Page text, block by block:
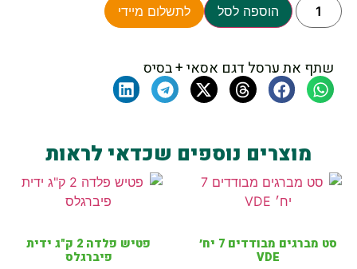
הוספה לסל לתשלום מיידי
שתף את ערסל דגם אסאי + בסיס
מוצרים נוספים שכדאי לראות
סט מברגים מבודדים 7 יח׳
VDE
פטיש פלדה 2 ק"ג ידית
פיברגלס